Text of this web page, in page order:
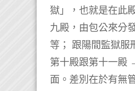
獄」，也就是在此
九殿，由包公來分
等； 跟陽間監獄服
第十殿跟第十一殿
面。差別在於有無